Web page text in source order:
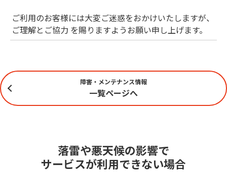
ご利用のお客様には大変ご迷惑をおかけいたしますが、
ご理解とご協力 を賜りますようお願い申し上げます。
障害・メンテナンス情報
一覧ページへ
落雷や悪天候の影響で
サービスが利用できない場合